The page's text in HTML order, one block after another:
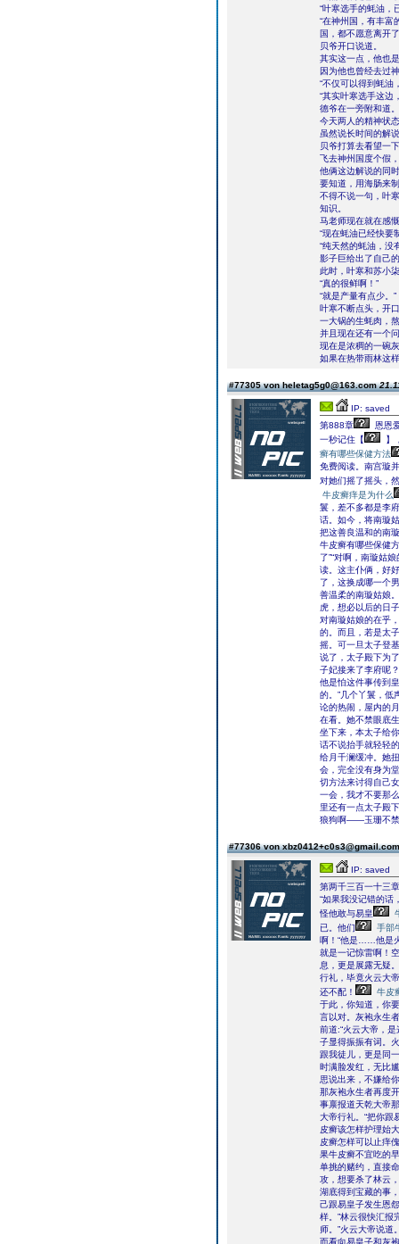
“叶寒选手的蚝油，
“在神州国，有丰富
国，都不愿意离开
贝爷开口说道。
其实这一点，他也
因为他也曾经去过
“不仅可以得到蚝油
“其实叶寒选手这边
德爷在一旁附和道。
今天两人的精神状
虽然说长时间的解
贝爷打算去看望一
飞去神州国度个假
他俩这边解说的同
要知道，用海肠来
不得不说一句，叶
知识。
马老师现在就在感
“现在蚝油已经快要
“纯天然的蚝油，没
影子巨给出了自己
此时，叶寒和苏小
“真的很鲜啊！”
“就是产量有点少。”
叶寒不断点头，开
一大锅的生蚝肉，
并且现在还有一个
现在是浓稠的一碗
如果在热带雨林这
#77305 von heletag5g0@163.com
IP: saved
第888章
恩恩
一秒记住【
】
癣有哪些保健方法
免费阅读。南宫璇
对她们摇了摇头，
牛皮癣痒是为什么
鬟，差不多都是李
话。如今，将南璇
把这善良温和的南
牛皮癣有哪些保健
了”“对啊，南璇姑
读。这主仆俩，好
了，这换成哪一个
善温柔的南璇姑娘
虎，想必以后的日
对南璇姑娘的在乎
的。而且，若是太
摇。可一旦太子登
说了，太子殿下为
子妃接来了李府呢
他是怕这件事传到
的。”几个丫鬟，低
论的热闹，屋内的
在看。她不禁眼底
坐下来，本太子给
话不说抬手就轻轻
给月千澜缓冲。她
会，完全没有身为
切方法来讨得自己
一会，我才不要那
里还有一点太子殿
狼狗啊――玉珊不禁
#77306 von
IP: saved
第两千三百一十三章
“如果我没记错的话
怪他敢与易皇
已。他们
手部
啊！“他是……他是
就是一记惊雷啊！
息，更是展露无疑
行礼，毕竟火云大
还不配！
牛皮
于此，你知道，你
言以对。灰袍永生
前道:“火云大帝，
子显得振振有词。
跟我徒儿，更是同
时满脸发红，无比
思说出来，不嫌给
那灰袍永生者再度
事禀报道天乾大帝
大帝行礼。“把你跟
皮癣该怎样护理始
皮癣怎样可以止痒
果牛皮癣不宜吃的
单挑的赌约，直接
攻，想要杀了林云
湖底得到宝藏的事
己跟易皇子发生恩
样。”林云很快汇报
师。”火云大帝说道
而看向易皇子和灰